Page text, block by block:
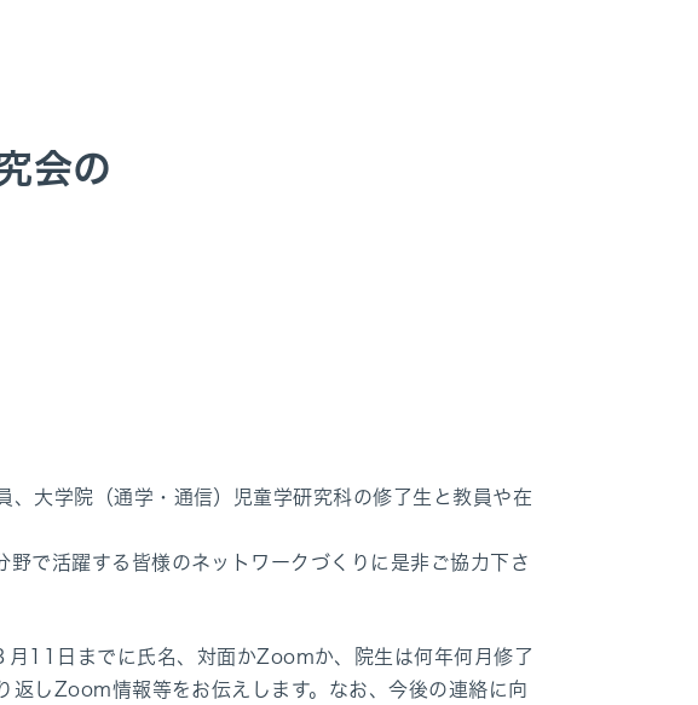
会の
、大学院（通学・通信）児童学研究科の修了生と教員や在
で活躍する皆様のネットワークづくりに是非ご協力下さ
11日までに氏名、対面かZoomか、院生は何年何月修了
返しZoom情報等をお伝えします。なお、今後の連絡に向